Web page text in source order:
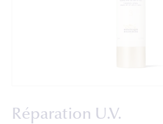
Réparation U.V.